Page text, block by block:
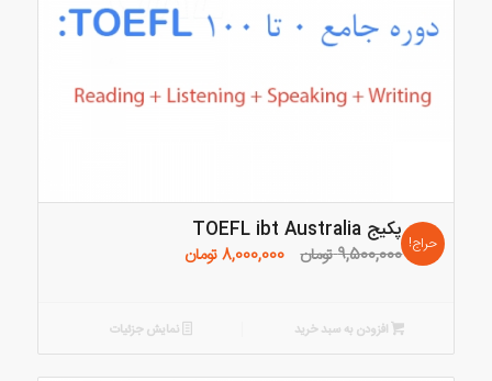
پکیج TOEFL ibt Australia
9,500,000تومان قیمت
بود.
8,000,000تومانقیمت
حراج!
افزودن به سبد خرید نمایش جزئیات